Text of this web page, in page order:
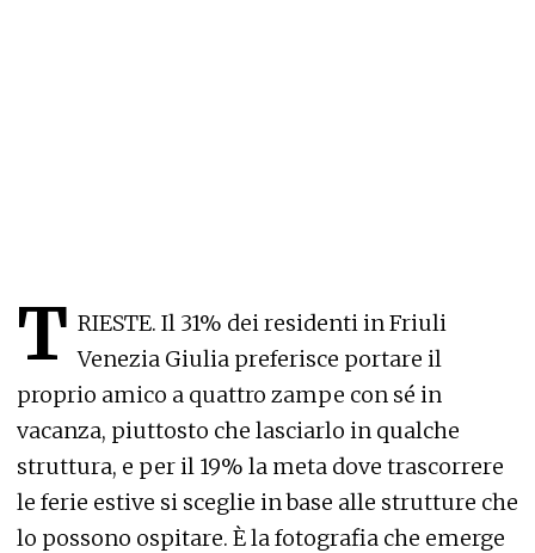
T RIESTE. Il 31% dei residenti in Friuli
Venezia Giulia preferisce portare il
proprio amico a quattro zampe con sé in
vacanza, piuttosto che lasciarlo in qualche
struttura, e per il 19% la meta dove trascorrere
le ferie estive si sceglie in base alle strutture che
lo possono ospitare. È la fotografia che emerge